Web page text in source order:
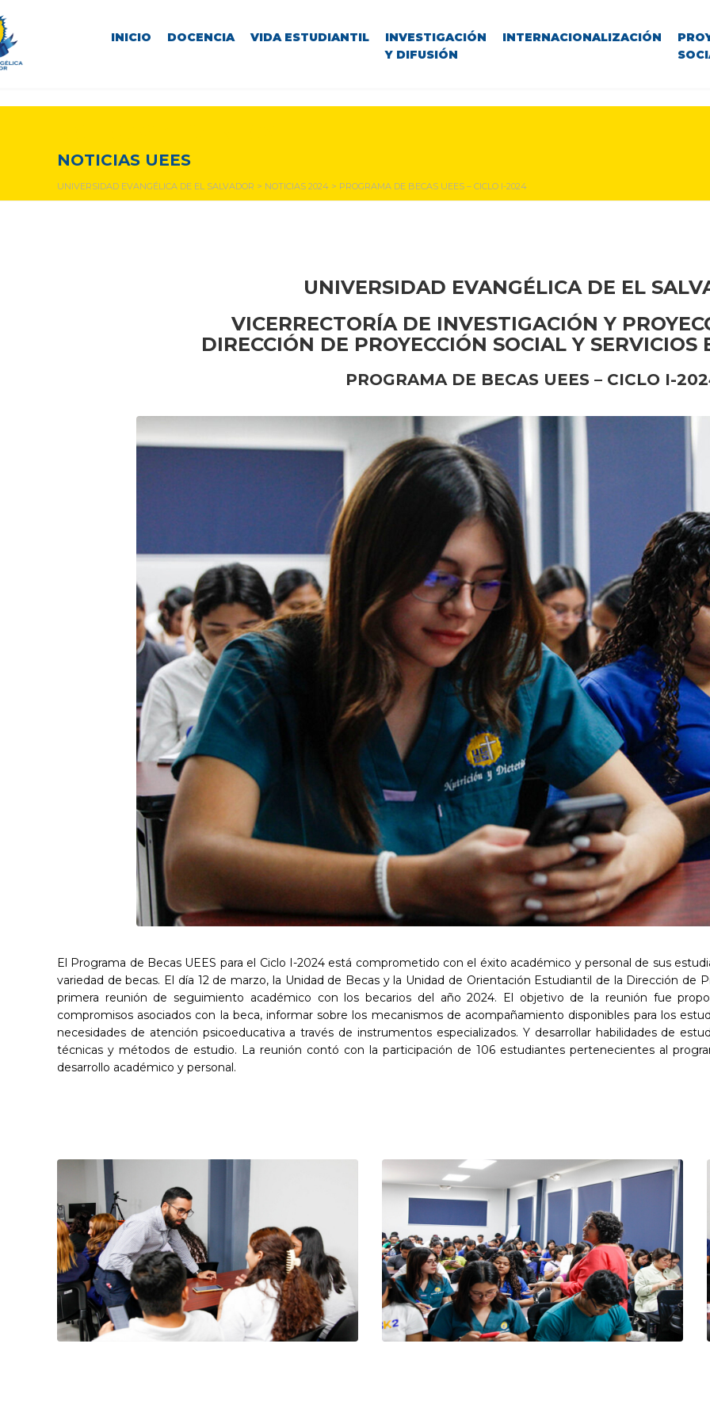
INICIO DOCENCIA VIDA ESTUDIANTIL
INVESTIGACIÓN
Y DIFUSIÓN
INTERNACIONALIZACIÓN
NOTICIAS UEES
UNIVERSIDAD EVANGÉLICA DE EL SALVADOR > NOTICIAS 2024 > PROGRAMA DE BECAS UEES – CICLO I-2024
UNIVERSIDAD EVANGÉLICA DE EL
VICERRECTORÍA DE INVESTIGACIÓN Y
DIRECCIÓN DE PROYECCIÓN SOCIAL Y SERVICIOS
PROGRAMA DE BECAS UEES – CICLO I-
El Programa de Becas UEES para el Ciclo I-2024 está comprometido con el éxito académico y personal de sus
variedad de becas. El día 12 de marzo, la Unidad de Becas y la Unidad de Orientación Estudiantil de la Dirección de
primera reunión de seguimiento académico con los becarios del año 2024. El objetivo de la reunión fue
compromisos asociados con la beca, informar sobre los mecanismos de acompañamiento disponibles para los
necesidades de atención psicoeducativa a través de instrumentos especializados. Y desarrollar habilidades de
técnicas y métodos de estudio. La reunión contó con la participación de 106 estudiantes pertenecientes al
desarrollo académico y personal.